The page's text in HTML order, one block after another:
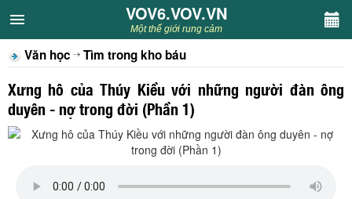
VOV6.VOV.VN
CHUYÊN MỤC
Khách VOV6
Văn học
Nghệ thuật
VOV6.VOV.VN
Một thế giới rung cảm
Văn học Tìm trong kho báu
Xưng hô của Thúy Kiều với những người đàn ông
duyên - nợ trong đời (Phần 1)